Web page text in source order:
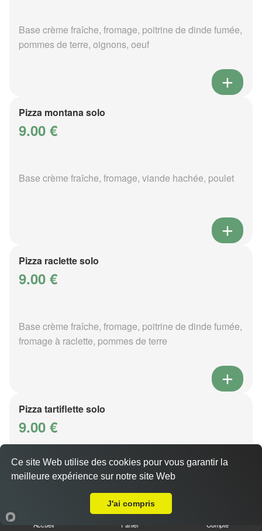
Base crème fraîche, fromage, poitrine de dinde fumée,
pommes de terre, oignons, oeuf
Pizza montana solo
9.00 €
Base crème fraîche, fromage, viande hachée, poulet
Pizza raclette solo
9.00 €
Base crème fraîche, fromage, poitrine de dinde fumée,
fromage à raclette, pommes de terre
Pizza tartiflette solo
9.00 €
Base crème fraîche, fromage, poitrine de dinde fumée,
Accueil Panier Compte
Ce site Web utilise des cookies pour vous garantir la
meilleure expérience sur notre site Web
J'ai compris